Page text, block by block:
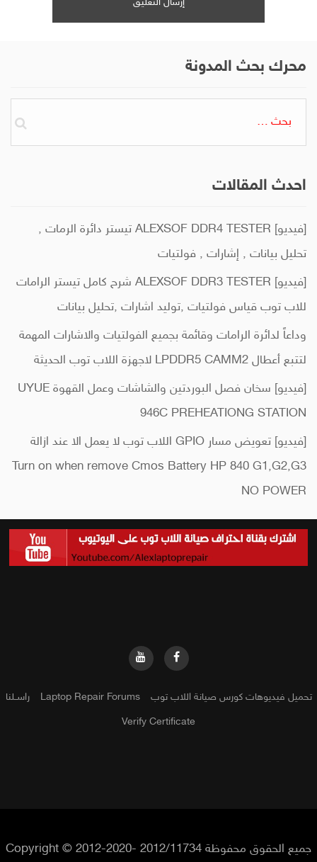
محرك بحث المدونة
احدث المقالات
[فيديو] ALEXSOF DDR4 TESTER تيستر دائرة الرمات ,
تحليل بيانات , إشارات , فولتيات
[فيديو] ALEXSOF DDR3 TESTER شرح كامل تيستر الرامات
للاب توب قياس فولتيات ,توليد اشارات ,تحليل بيانات
وداعاً لدائرة الرامات وقائمة بجميع الفولتيات والاشارات المهمة
لتتبع أعطال LPDDR5 CAMM2 لاجهزة اللاب توب الحديثة
[فيديو] سخان فصل البوردتين والشاشات وعمل القهوة UYUE
946C PREHEATIONG STATION
[فيديو] تعويض مسار GPIO اللاب توب لا يعمل الا عند ازالة
Turn on when remove Cmos Battery HP 840 G1,G2,G3
NO POWER
تحميل فيديوهات كورس صيانة اللاب توب Laptop Repair Forums راســلنا
Verify Certificate
جميع الحقوق محفوظة Copyright © 2012-2020- 2012/11734